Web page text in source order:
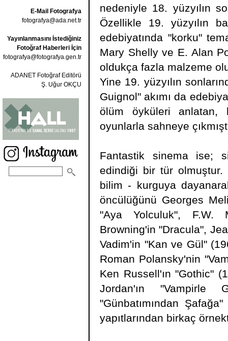
E-Mail Fotografya
fotografya@ada.net.tr
Yayınlanmasını İstediğiniz
Fotoğraf Haberleri İçin
fotografya@fotografya.gen.tr
ADANET Fotoğraf Editörü
Ş. Uğur OKÇU
nedeniyle 18. yüzyılın
Özellikle 19. yüzyılın
edebiyatında "korku"
Mary Shelly ve E. Alan
oldukça fazla malzeme
Yine 19. yüzyılın
Guignol" akımı da
ölüm öyküleri anlatan,
oyunlarla sahneye
Fantastik sinema ise;
edindiği bir tür olmuştur.
bilim - kurguya
öncülüğünü Georges
"Aya Yolculuk", F.W.
Browning'in "Dracula",
Vadim'in "Kan ve Gül"
Roman Polansky'nin
Ken Russell'ın "Gothic"
Jordan'ın "Vampirle
"Günbatımından
yapıtlarından birkaç